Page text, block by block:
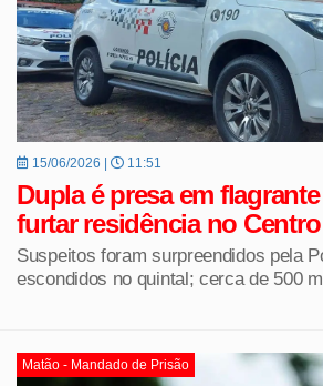
15/06/2026 | 11:51
Dupla é presa em
furtar residência no
Suspeitos foram surpreendidos pela
escondidos no quintal; cerca de 500
Matão - Mandado de Prisão